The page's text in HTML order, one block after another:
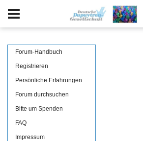
Forum-Handbuch
Registrieren
Persönliche Erfahrungen
Forum durchsuchen
Bitte um Spenden
FAQ
Impressum